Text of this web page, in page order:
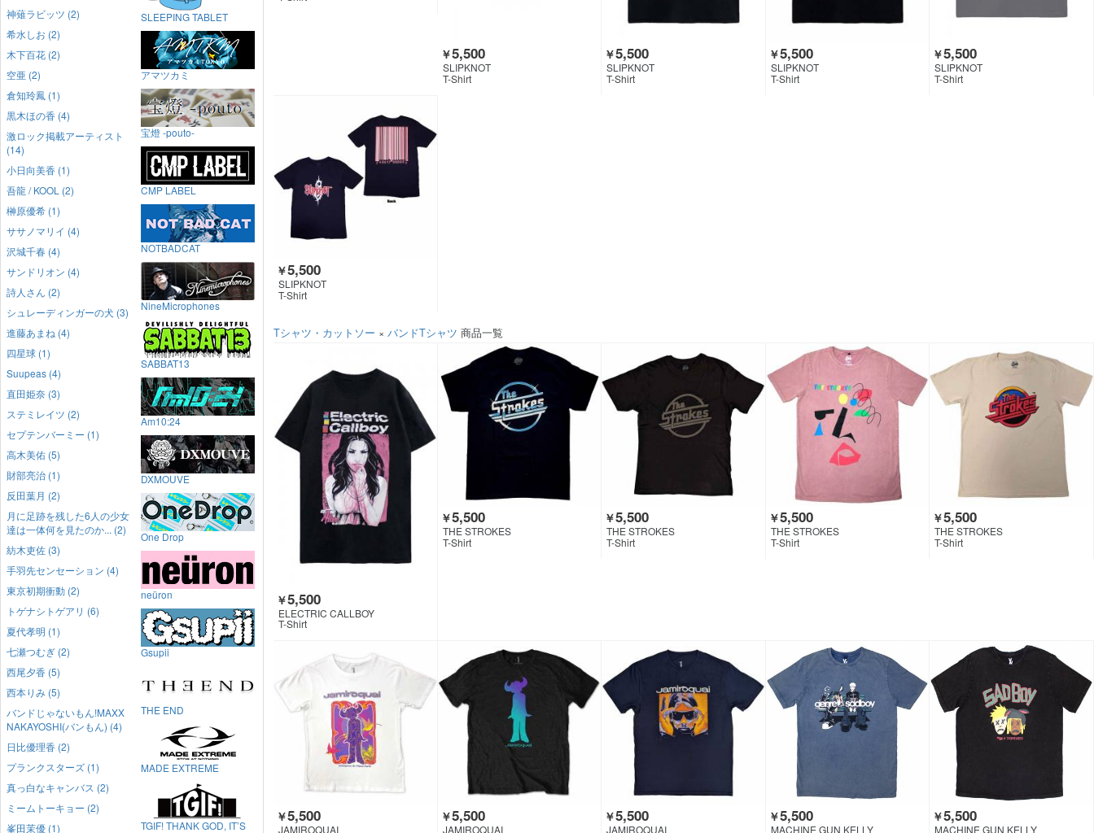
￥5,500
SLIPKNOT
T-Shirt
￥5,500
SLIPKNOT
T-Shirt
￥5,500
SLIPKNOT
T-Shirt
￥5,500
SLIPKNOT
T-Shirt
￥5,500
SLIPKNOT
T-Shirt
Tシャツ・カットソー × バンドTシャツ 商品一覧
￥5,500
ELECTRIC CALLBOY
T-Shirt
￥5,500
THE STROKES
T-Shirt
￥5,500
THE STROKES
T-Shirt
￥5,500
THE STROKES
T-Shirt
￥5,500
THE STROKES
T-Shirt
￥5,500
JAMIROQUAI
￥5,500
JAMIROQUAI
￥5,500
JAMIROQUAI
￥5,500
MACHINE GUN KELLY
￥5,500
MACHINE GUN KELLY
神薙ラビッツ (2)
希水しお (2)
木下百花 (2)
空亜 (2)
倉知玲鳳 (1)
黒木ほの香 (4)
激ロック掲載アーティスト
(14)
小日向美香 (1)
吾龍 / KOOL (2)
榊原優希 (1)
ササノマリイ (4)
沢城千春 (4)
サンドリオン (4)
詩人さん (2)
シュレーディンガーの犬 (3)
進藤あまね (4)
四星球 (1)
Suupeas (4)
直田姫奈 (3)
ステミレイツ (2)
セプテンバーミー (1)
高木美佑 (5)
財部亮治 (1)
反田葉月 (2)
月に足跡を残した6人の少女
達は一体何を見たのか... (2)
紡木吏佐 (3)
手羽先センセーション (4)
東京初期衝動 (2)
トゲナシトゲアリ (6)
夏代孝明 (1)
七瀬つむぎ (2)
西尾夕香 (5)
西本りみ (5)
バンドじゃないもん!MAXX
NAKAYOSHI(バンもん) (4)
日比優理香 (2)
プランクスターズ (1)
真っ白なキャンバス (2)
ミームトーキョー (2)
峯田茉優 (1)
SLEEPING TABLET
アマツカミ
宝燈 -pouto-
CMP LABEL
NOTBADCAT
NineMicrophones
SABBAT13
Am10:24
DXMOUVE
One Drop
neüron
Gsupii
THE END
MADE EXTREME
TGIF! THANK GOD, IT’S